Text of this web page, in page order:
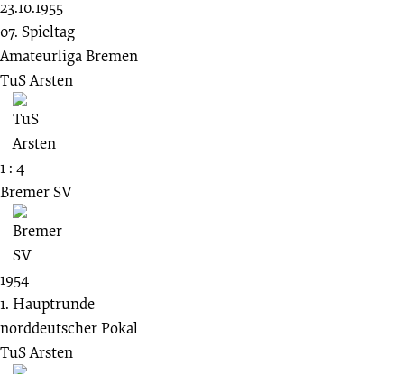
23.10.1955
07. Spieltag
Amateurliga Bremen
TuS Arsten
1 : 4
Bremer SV
1954
1. Hauptrunde
norddeutscher Pokal
TuS Arsten